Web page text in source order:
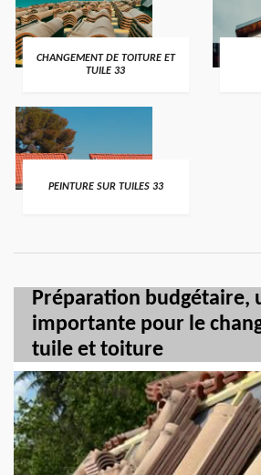
CHANGEMENT DE TOITURE ET
TUILE 33
PEINTURE SUR TUILES 33
Préparation budgétaire,
importante pour le
tuile et toiture